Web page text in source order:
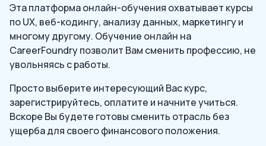
Эта платформа онлайн-обучения охватывает курсы
по UX, веб-кодингу, анализу данных, маркетингу и
многому другому. Обучение онлайн на
CareerFoundry позволит Вам сменить профессию, не
увольняясь с работы.
Просто выберите интересующий Вас курс,
зарегистрируйтесь, оплатите и начните учиться.
Вскоре Вы будете готовы сменить отрасль без
ущерба для своего финансового положения.